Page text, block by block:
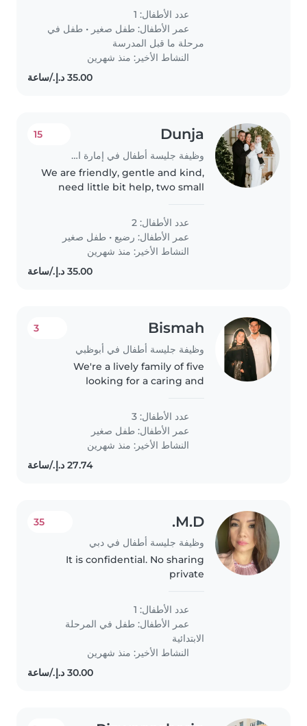
preschooler at our home. Our
little ones are full of energy and
intelligence, always..
عدد الأطفال: 1
عمر الأطفال: طفل صغير • طفل في
مرحلة ما قبل المدرسة
النشاط الأخير: منذ شهرين
Dunja
وظيفة جليسة أطفال في إمارة الشارقة
15
We are friendly, gentle and kind,
need little bit help, two small
عدد الأطفال: 2
عمر الأطفال: رضيع • طفل صغير
النشاط الأخير: منذ شهرين
Bismah
وظيفة جليسة أطفال في أبوظبي
3
We're a lively family of five
looking for a caring and
to join us. Our three energetic
toddlers are full of creativity and
playfulness, so we need
someone..
عدد الأطفال: 3
عمر الأطفال: طفل صغير
النشاط الأخير: منذ شهرين
‏27.74 د.إ.‏/ساعة
M.D.
وظيفة جليسة أطفال في دبي
35
It is confidential. No sharing
private
عدد الأطفال: 1
عمر الأطفال: طفل في المرحلة
الابتدائية
النشاط الأخير: منذ شهرين